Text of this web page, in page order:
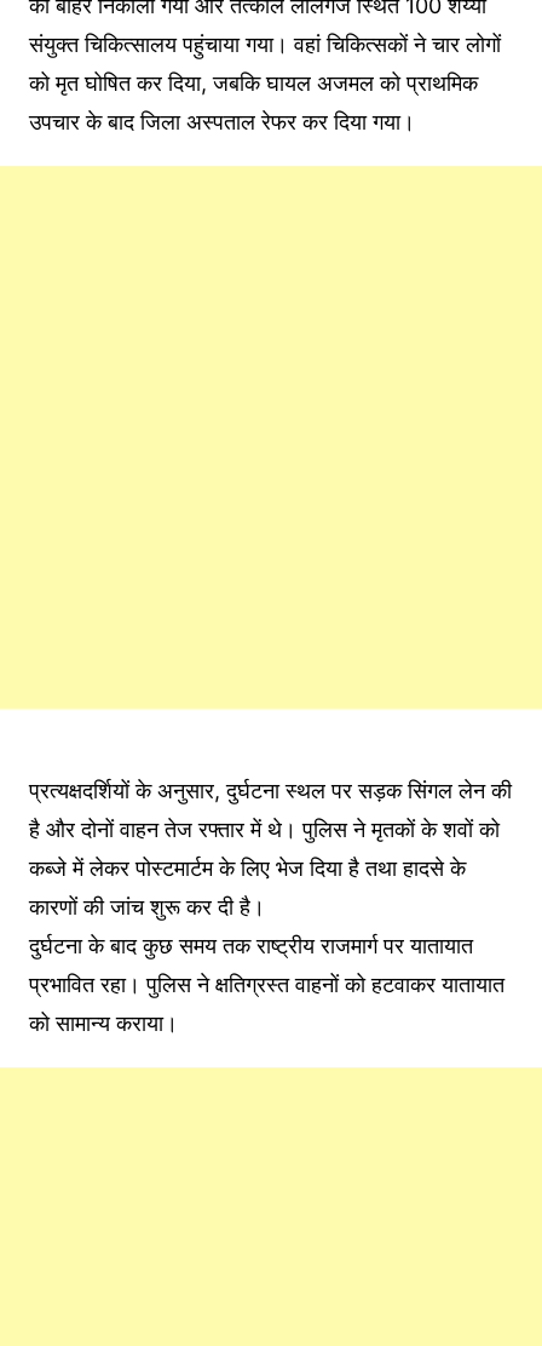
संयुक्त चिकित्सालय पहुंचाया गया। वहां चिकित्सकों ने चार लोगों
को मृत घोषित कर दिया, जबकि घायल अजमल को प्राथमिक
उपचार के बाद जिला अस्पताल रेफर कर दिया गया।
प्रत्यक्षदर्शियों के अनुसार, दुर्घटना स्थल पर सड़क सिंगल लेन की
है और दोनों वाहन तेज रफ्तार में थे। पुलिस ने मृतकों के शवों को
कब्जे में लेकर पोस्टमार्टम के लिए भेज दिया है तथा हादसे के
कारणों की जांच शुरू कर दी है।
दुर्घटना के बाद कुछ समय तक राष्ट्रीय राजमार्ग पर यातायात
प्रभावित रहा। पुलिस ने क्षतिग्रस्त वाहनों को हटवाकर यातायात
को सामान्य कराया।